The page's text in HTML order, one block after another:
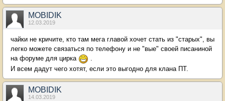
MOBIDIK
12.03.2019
чайки не кричите, кто там мега главой хочет стать из "старых", вы
легко можете связаться по телефону и не "вые" своей писаниной
на форуме для цирка
.
И всем дадут чего хотят, если это выгодно для клана ПТ.
MOBIDIK
14.03.2019